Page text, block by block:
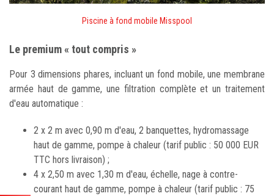
Piscine à fond mobile Misspool
Le premium « tout compris »
Pour 3 dimensions phares, incluant un fond mobile, une membrane
armée haut de gamme, une filtration complète et un traitement
d'eau automatique :
2 x 2 m avec 0,90 m d'eau, 2 banquettes, hydromassage
haut de gamme, pompe à chaleur (tarif public : 50 000 EUR
TTC hors livraison) ;
4 x 2,50 m avec 1,30 m d'eau, échelle, nage à contre-
courant haut de gamme, pompe à chaleur (tarif public : 75